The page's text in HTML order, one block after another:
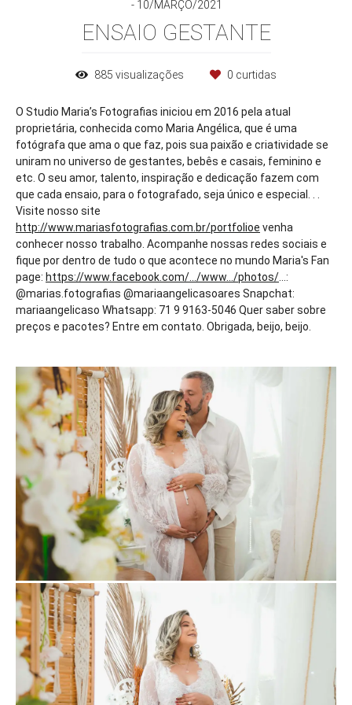
10/MARÇO/2021
ENSAIO GESTANTE
885 visualizações 0 curtidas
O Studio Maria’s Fotografias iniciou em 2016 pela atual
proprietária, conhecida como Maria Angélica, que é uma
fotógrafa que ama o que faz, pois sua paixão e criatividade se
uniram no universo de gestantes, bebês e casais, feminino e
etc. O seu amor, talento, inspiração e dedicação fazem com
que cada ensaio, para o fotografado, seja único e especial. . .
Visite nosso site
http://www.mariasfotografias.com.br/portfolioe venha
conhecer nosso trabalho. Acompanhe nossas redes sociais e
fique por dentro de tudo o que acontece no mundo Maria's Fan
page: https://www.facebook.com/.../www.../photos/ ...:
@marias.fotografias @mariaangelicasoares Snapchat:
mariaangelicaso Whatsapp: 71 9 9163-5046 Quer saber sobre
preços e pacotes? Entre em contato. Obrigada, beijo, beijo.